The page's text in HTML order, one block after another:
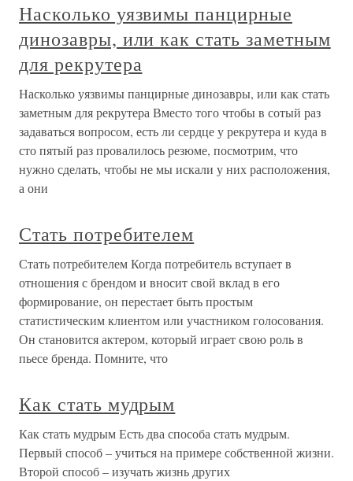
Насколько уязвимы панцирные
динозавры, или как стать заметным
для рекрутера
Насколько уязвимы панцирные динозавры, или как стать
заметным для рекрутера Вместо того чтобы в сотый раз
задаваться вопросом, есть ли сердце у рекрутера и куда в
сто пятый раз провалилось резюме, посмотрим, что
нужно сделать, чтобы не мы искали у них расположения,
а они
Стать потребителем
Стать потребителем Когда потребитель вступает в
отношения с брендом и вносит свой вклад в его
формирование, он перестает быть простым
статистическим клиентом или участником голосования.
Он становится актером, который играет свою роль в
пьесе бренда. Помните, что
Как стать мудрым
Как стать мудрым Есть два способа стать мудрым.
Первый способ – учиться на примере собственной жизни.
Второй способ – изучать жизнь других